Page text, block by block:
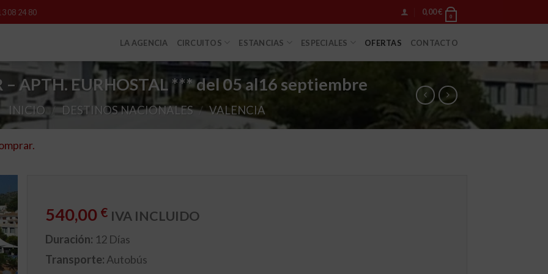
08 24 80 0,00€
0
LA AGENCIA CIRCUITOS ESTANCIAS ESPECIALES OFERTAS CONTACTO
– APTH. EURHOSTAL *** del 05 al16 septiembre
INICIO / DESTINOS NACIONALES / VALENCIA
540,00 € IVA INCLUIDO
Duración: 12 Días
Transporte:Autobús